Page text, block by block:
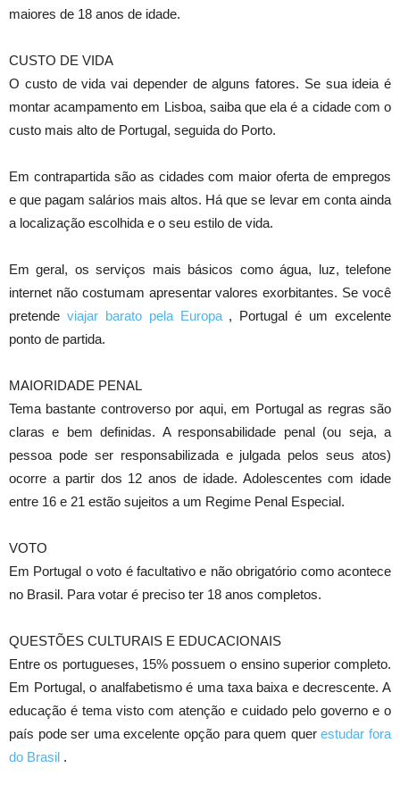
maiores de 18 anos de idade.
CUSTO DE VIDA
O custo de vida vai depender de alguns fatores. Se sua ideia é
montar acampamento em Lisboa, saiba que ela é a cidade com o
custo mais alto de Portugal, seguida do Porto.
Em contrapartida são as cidades com maior oferta de empregos
e que pagam salários mais altos. Há que se levar em conta ainda
a localização escolhida e o seu estilo de vida.
Em geral, os serviços mais básicos como água, luz, telefone
internet não costumam apresentar valores exorbitantes. Se você
pretende viajar barato pela Europa , Portugal é um excelente
ponto de partida.
MAIORIDADE PENAL
Tema bastante controverso por aqui, em Portugal as regras são
claras e bem definidas. A responsabilidade penal (ou seja, a
pessoa pode ser responsabilizada e julgada pelos seus atos)
ocorre a partir dos 12 anos de idade. Adolescentes com idade
entre 16 e 21 estão sujeitos a um Regime Penal Especial.
VOTO
Em Portugal o voto é facultativo e não obrigatório como acontece
no Brasil. Para votar é preciso ter 18 anos completos.
QUESTÕES CULTURAIS E EDUCACIONAIS
Entre os portugueses, 15% possuem o ensino superior completo.
Em Portugal, o analfabetismo é uma taxa baixa e decrescente. A
educação é tema visto com atenção e cuidado pelo governo e o
país pode ser uma excelente opção para quem querestudar fora
do Brasil .